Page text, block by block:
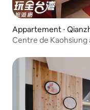
Appartement ⋅
Centre de Kaohsiung